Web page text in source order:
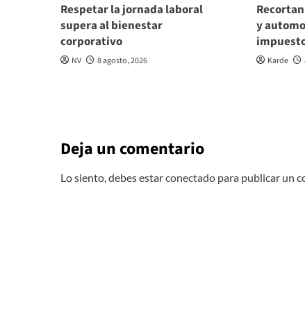
Respetar la jornada laboral
supera al bienestar
corporativo
NV 8 agosto, 2026
y
Karde
Deja un comentario
Lo siento, debes estarconectado para publicar un